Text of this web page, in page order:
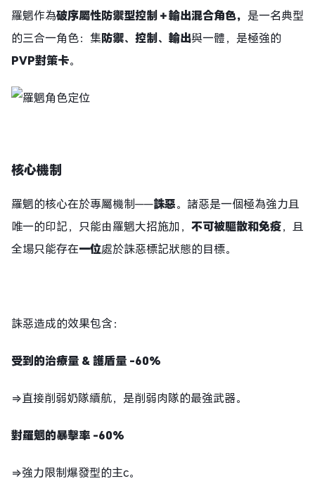
羅魍作為破序屬性防禦型控制＋輸出混合角色， 是一名典型
的三合一角色：集防禦、控制、輸出與一體，是極強的
PVP對策卡。
核心機制
羅魍的核心在於專屬機制——誅惡。諸惡是一個極為強力且
唯一的印記，只能由羅魍大招施加， 不可被驅散和免疫，且
全場只能存在一位處於誅惡標記狀態的目標。
誅惡造成的效果包含：
受到的治療量 & 護盾量 -60%
⇒直接削弱奶隊續航，是削弱肉隊的最強武器。
對羅魍的暴擊率 -60%
⇒強力限制爆發型的主c。